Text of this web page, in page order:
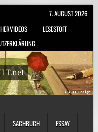
LESESTOFF
7. AUGUST 2026
SACHBUCH ESSAY